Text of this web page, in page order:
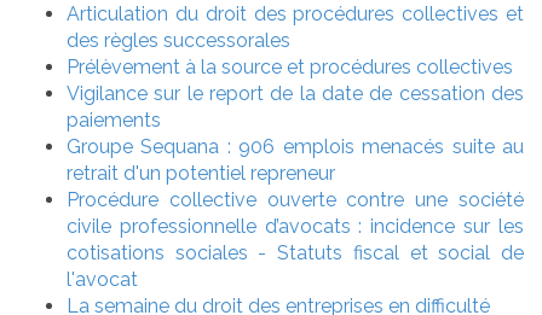
Articulation du droit des procédures collectives et
des règles successorales
Prélèvement à la source et procédures collectives
Vigilance sur le report de la date de cessation des
paiements
Groupe Sequana : 906 emplois menacés suite au
retrait d'un potentiel repreneur
Procédure collective ouverte contre une société
civile professionnelle d’avocats : incidence sur les
cotisations sociales - Statuts fiscal et social de
l'avocat
La semaine du droit des entreprises en difficulté